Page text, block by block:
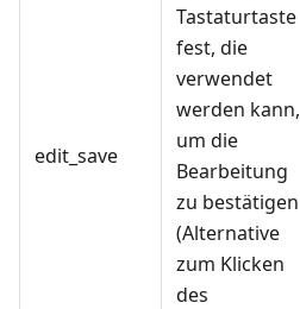
edit_save
Tastaturtaste
fest, die
verwendet
werden kann,
um die
Bearbeitung
zu bestätigen
(Alternative
zum Klicken
des